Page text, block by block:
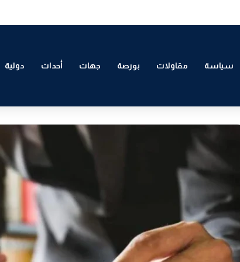
والاجتماعي للشباب بالدار البيضاء
سياسة مقاولات بورصة جهات أحداث دولية